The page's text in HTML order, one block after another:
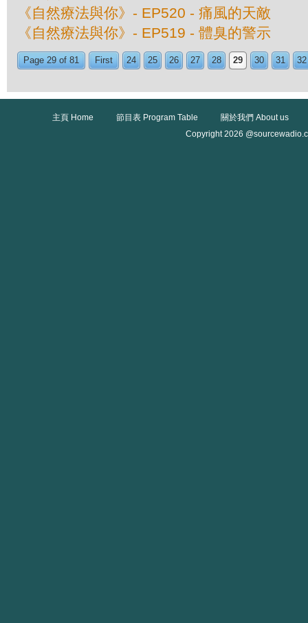
《自然療法與你》- EP520 - 痛風的天敵
《自然療法與你》- EP519 - 體臭的警示
Page 29 of 81 First 24 25 26 27 28 29 30 31 32
主頁 Home 節目表 Program Table
關於我們 About us
Copyright 2026